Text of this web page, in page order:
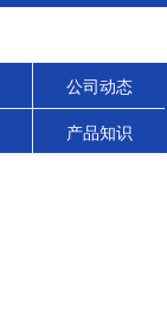
公司动态
产品知识